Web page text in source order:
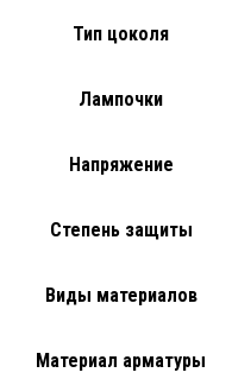
Тип цоколя
Лампочки
Напряжение
Степень защиты
Виды материалов
Материал арматуры